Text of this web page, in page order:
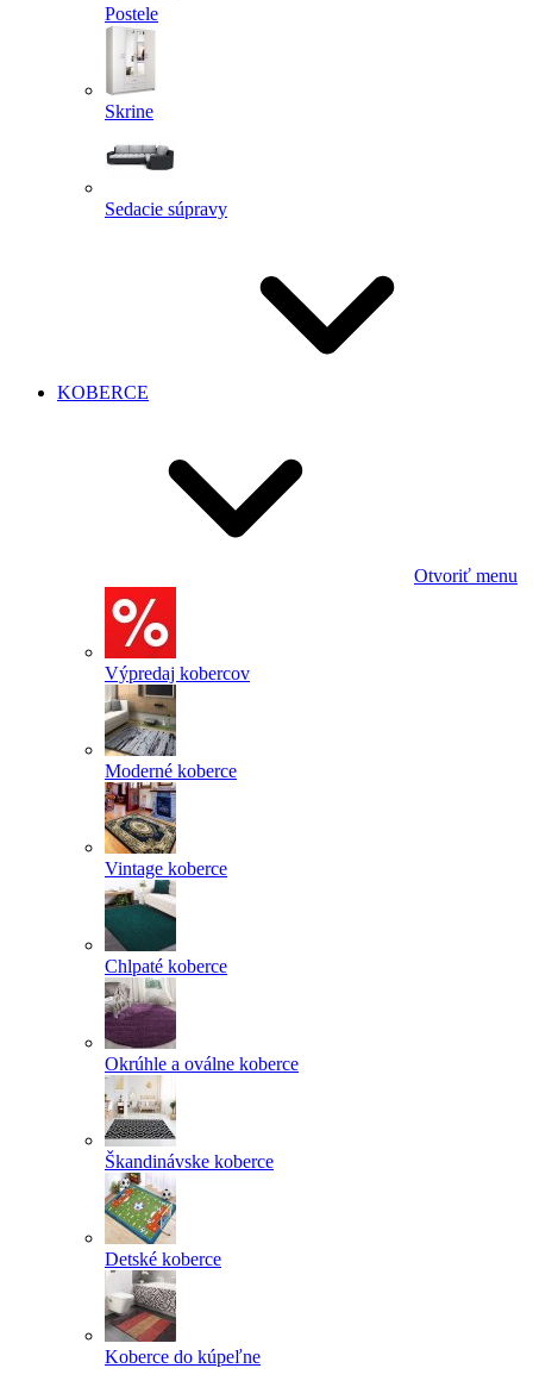
Postele
Skrine
Sedacie súpravy
KOBERCE
Otvoriť menu
Výpredaj kobercov
Moderné koberce
Vintage koberce
Chlpaté koberce
Okrúhle a oválne koberce
Škandinávske koberce
Detské koberce
Koberce do kúpeľne